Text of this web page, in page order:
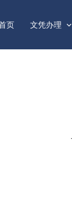
页 文凭办理